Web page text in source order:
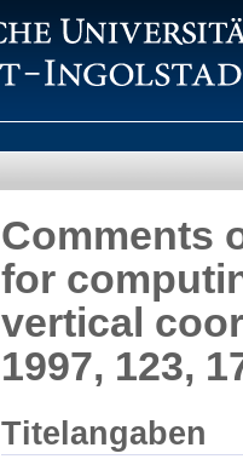
Comments
for
vertical
1997, 123,
Titelangaben